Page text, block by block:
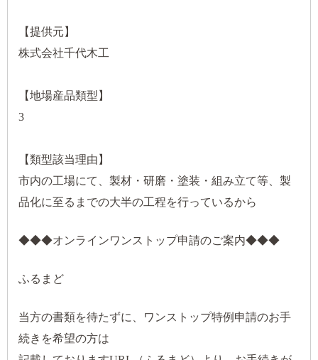
【提供元】
株式会社千代木工
【地場産品類型】
3
【類型該当理由】
市内の工場にて、製材・研磨・塗装・組み立て等、製
品化に至るまでの大半の工程を行っているから
◆◆◆オンラインワンストップ申請のご案内◆◆◆
ふるまど
当方の書類を待たずに、ワンストップ特例申請のお手
続きを希望の方は